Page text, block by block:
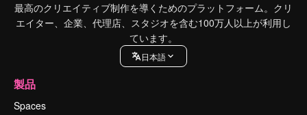
最高のクリエイティブ制作を導くためのプラットフォーム。クリ
エイター、企業、代理店、スタジオを含む100万人以上が利用し
ています。
日本語
製品
Spaces